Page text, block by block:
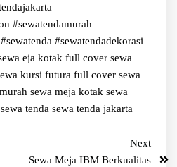
#sewatendamurah
#sewatendadekorasi
eja kotak full cover sewa
kursi futura full cover sewa
sewa meja kotak sewa
sewa tenda sewa tenda jakarta
Next
Sewa Meja IBM Berkualitas